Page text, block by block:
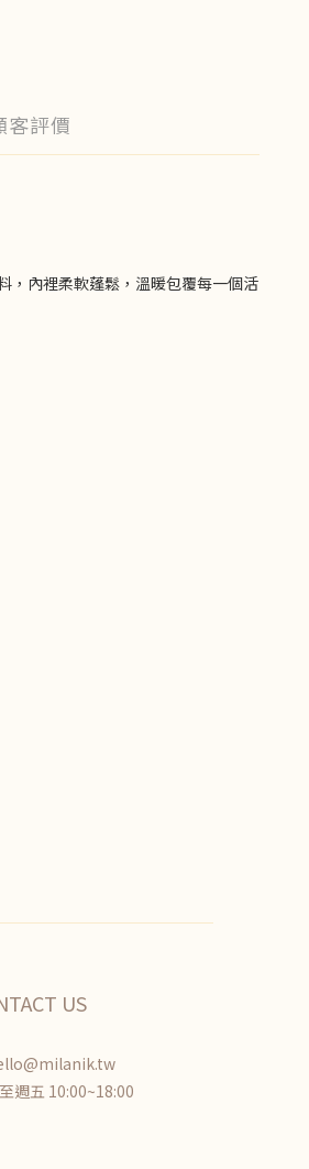
客評價
內裡柔軟蓬鬆，溫暖包覆每一個活
US
週五 10:00~18:00